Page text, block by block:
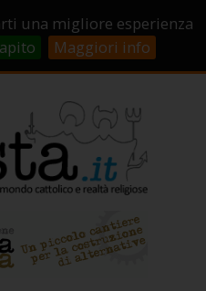
una migliore esperienza
Maggiori info
Campagne di crowdfunding
Chi Siamo